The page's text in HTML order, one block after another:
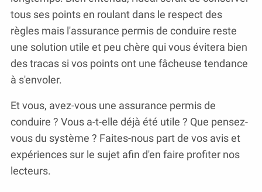
tous ses points en roulant dans le respect des
règles mais l'assurance permis de conduire reste
une solution utile et peu chère qui vous évitera bien
des tracas si vos points ont une fâcheuse tendance
à s'envoler.
Et vous, avez-vous une assurance permis de
conduire ? Vous a-t-elle déjà été utile ? Que pensez-
vous du système ? Faites-nous part de vos avis et
expériences sur le sujet afin d'en faire profiter nos
lecteurs.